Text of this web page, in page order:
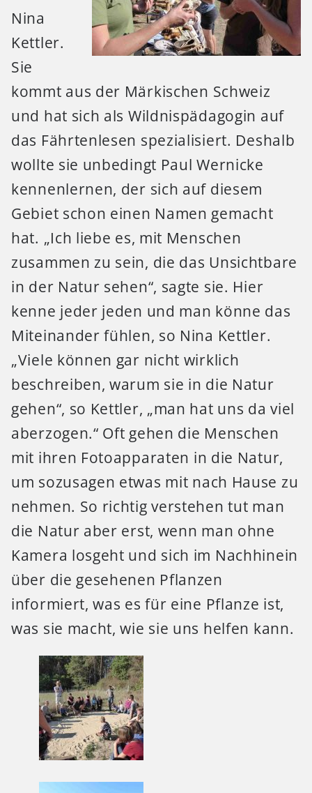
Nina
Kettler.
Sie
kommt aus der Märkischen Schweiz
und hat sich als Wildnispädagogin auf
das Fährtenlesen spezialisiert. Deshalb
wollte sie unbedingt Paul Wernicke
kennenlernen, der sich auf diesem
Gebiet schon einen Namen gemacht
hat. „Ich liebe es, mit Menschen
zusammen zu sein, die das Unsichtbare
in der Natur sehen“, sagte sie. Hier
kenne jeder jeden und man könne das
Miteinander fühlen, so Nina Kettler.
„Viele können gar nicht wirklich
beschreiben, warum sie in die Natur
gehen“, so Kettler, „man hat uns da viel
aberzogen.“ Oft gehen die Menschen
mit ihren Fotoapparaten in die Natur,
um sozusagen etwas mit nach Hause zu
nehmen. So richtig verstehen tut man
die Natur aber erst, wenn man ohne
Kamera losgeht und sich im Nachhinein
über die gesehenen Pflanzen
informiert, was es für eine Pflanze ist,
was sie macht, wie sie uns helfen kann.